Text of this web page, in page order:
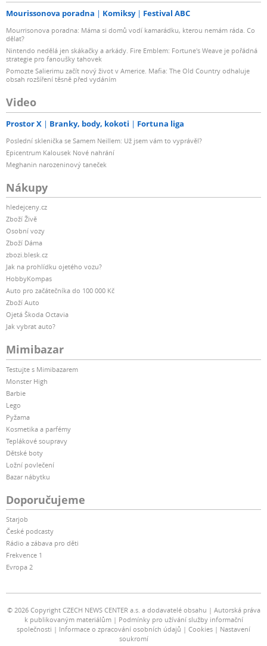
Mourissonova poradna Komiksy Festival ABC
Mourrisonova poradna: Máma si domů vodí kamarádku, kterou nemám ráda. Co
dělat?
Nintendo nedělá jen skákačky a arkády. Fire Emblem: Fortune's Weave je pořádná
strategie pro fanoušky tahovek
Pomozte Salierimu začít nový život v Americe. Mafia: The Old Country odhaluje
obsah rozšíření těsně před vydáním
Video
Prostor X Branky, body, kokoti Fortuna liga
Poslední sklenička se Samem Neillem: Už jsem vám to vyprávěl?
Epicentrum Kalousek Nové nahrání
Meghanin narozeninový taneček
Nákupy
hledejceny.cz
Zboží Živě
Osobní vozy
Zboží Dáma
zbozi.blesk.cz
Jak na prohlídku ojetého vozu?
HobbyKompas
Auto pro začátečníka do 100 000 Kč
Zboží Auto
Ojetá Škoda Octavia
Jak vybrat auto?
Mimibazar
Testujte s Mimibazarem
Monster High
Barbie
Lego
Pyžama
Kosmetika a parfémy
Teplákové soupravy
Dětské boty
Ložní povlečení
Bazar nábytku
Doporučujeme
Starjob
České podcasty
Rádio a zábava pro děti
Frekvence 1
Evropa 2
© 2026 Copyright CZECH NEWS CENTER a.s. a dodavatelé obsahu
Autorská práva
k publikovaným materiálům
Podmínky pro užívání služby informační
společnosti
Informace o zpracování osobních údajů Cookies
Nastavení
soukromí